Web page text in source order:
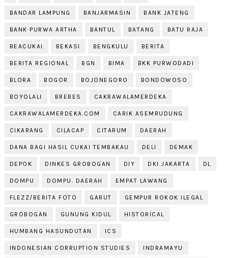
BANDAR LAMPUNG BANJARMASIN BANK JATENG
BANK PURWA ARTHA BANTUL BATANG BATU RAJA
BEACUKAI BEKASI BENGKULU BERITA
BERITA REGIONAL BGN BIMA BKK PURWODADI
BLORA BOGOR BOJONEGORO BONDOWOSO
BOYOLALI BREBES CAKRAWALAMERDEKA
CAKRAWALAMERDEKA.COM CARIK ASEMRUDUNG
CIKARANG CILACAP CITARUM DAERAH
DANA BAGI HASIL CUKAI TEMBAKAU DELI DEMAK
DEPOK DINKES GROBOGAN DIY DKI JAKARTA DL
DOMPU DOMPU. DAERAH EMPAT LAWANG
FLEZZ/BERITA FOTO GARUT GEMPUR ROKOK ILEGAL
GROBOGAN GUNUNG KIDUL HISTORICAL
HUMBANG HASUNDUTAN ICS
INDONESIAN CORRUPTION STUDIES INDRAMAYU